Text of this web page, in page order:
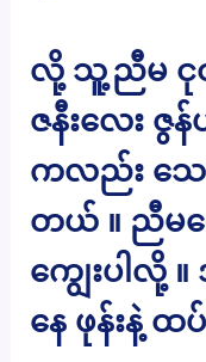
လို့ သူ့ညီမ ငုဝ
ဇနီးလေး ဇွ
ကလည်း သေသ
တယ် ။ ညီမ
ကျွေးပါလို့
နေ ဖုန်းနဲ့ ထ